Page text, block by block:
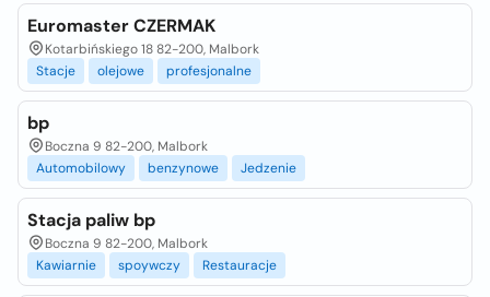
Euromaster CZERMAK
Kotarbińskiego 18 82-200, Malbork
Stacje
olejowe profesjonalne
bp
Boczna 9 82-200, Malbork
Automobilowy
benzynowe Jedzenie
Stacja paliw bp
Boczna 9 82-200, Malbork
Kawiarnie
spoywczy Restauracje